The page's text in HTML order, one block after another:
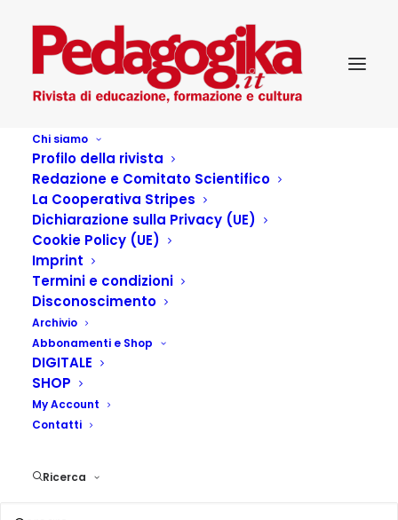
Chi siamo
Profilo della rivista
Redazione e Comitato Scientifico
La Cooperativa Stripes
Dichiarazione sulla Privacy (UE)
Cookie Policy (UE)
Imprint
Termini e condizioni
Disconoscimento
Archivio
Abbonamenti e Shop
DIGITALE
SHOP
My Account
Contatti
Ricerca
5
Home
Quando l’intelligenza artificiale entra in aula: voci, esperienze e
timori di chi educa